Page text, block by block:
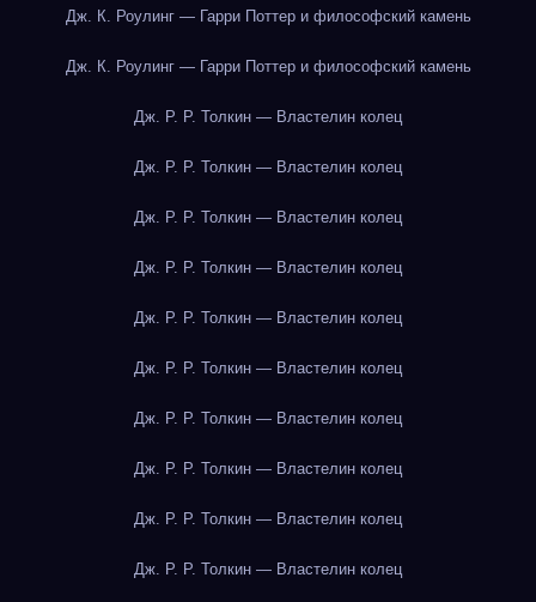
Дж. К. Роулинг — Гарри Поттер и философский камень
Дж. К. Роулинг — Гарри Поттер и философский камень
Дж. Р. Р. Толкин — Властелин колец
Дж. Р. Р. Толкин — Властелин колец
Дж. Р. Р. Толкин — Властелин колец
Дж. Р. Р. Толкин — Властелин колец
Дж. Р. Р. Толкин — Властелин колец
Дж. Р. Р. Толкин — Властелин колец
Дж. Р. Р. Толкин — Властелин колец
Дж. Р. Р. Толкин — Властелин колец
Дж. Р. Р. Толкин — Властелин колец
Дж. Р. Р. Толкин — Властелин колец